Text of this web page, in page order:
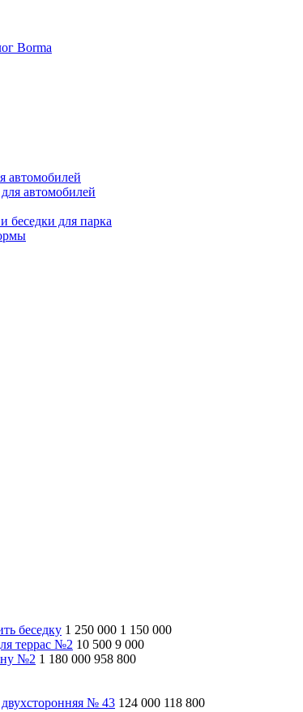
Borma
автомобилей
автомобилей
беседки для парка
беседку 1 250 000 1 150 000
террас №2 10 500 9 000
№2 1 180 000 958 800
№ 43 124 000 118 800